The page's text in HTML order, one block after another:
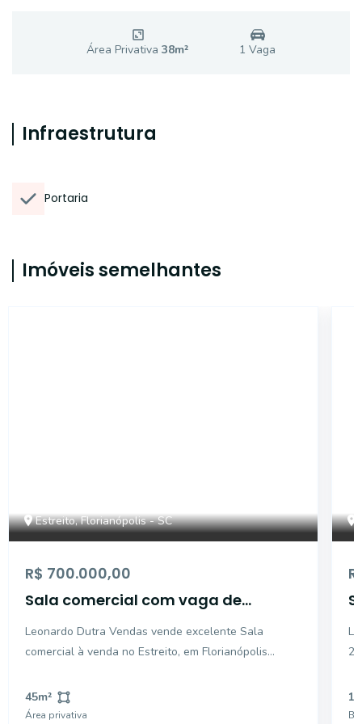
Área Privativa 38m² 1 Vaga
Infraestrutura
Portaria
Imóveis semelhantes
Estreito, Florianópolis - SC
R$ 700.000,00
Sala comercial com vaga de
Leonardo Dutra Vendas vende excelente Sala
comercial à venda no Estreito, em Florianópolis
comercial à venda no Black Office Class, localizado
na Avenida Santa Catarina, Bairro Estreito,
45m²
Área privativa
1